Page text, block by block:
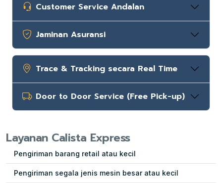
Customer Service Andalan
Jaminan Asuransi
Trace & Tracking secara Real Time
Door to Door Service (Free Pick-up)
Layanan Calista Express
Pengiriman barang retail atau kecil
Pengiriman segala jenis mesin besar atau kecil